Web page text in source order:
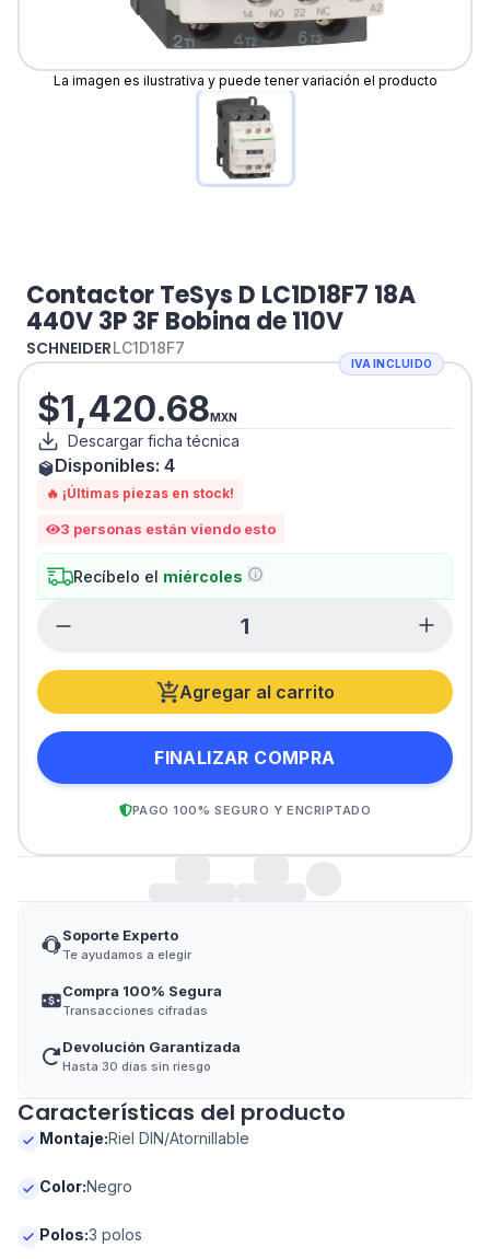
La imagen es ilustrativa y puede tener variación el producto
Contactor TeSys D LC1D18F7 18A
440V 3P 3F Bobina de 110V
SCHNEIDERLC1D18F7
IVA INCLUIDO
$1,420.68MXN
Descargar ficha técnica
Disponibles: 4
🔥 ¡Últimas piezas en stock!
3 personas están viendo esto
Recíbelo el miércoles
Agregar al carrito
FINALIZAR COMPRA
PAGO 100% SEGURO Y ENCRIPTADO
Soporte Experto
Te ayudamos a elegir
Compra 100% Segura
Transacciones cifradas
Devolución Garantizada
Hasta 30 días sin riesgo
Características del producto
Montaje:Riel DIN/Atornillable
Color:Negro
Polos:3 polos